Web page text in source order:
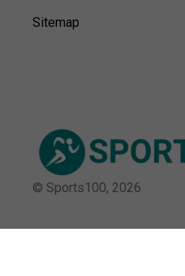
Sitemap
© Sports100, 2026